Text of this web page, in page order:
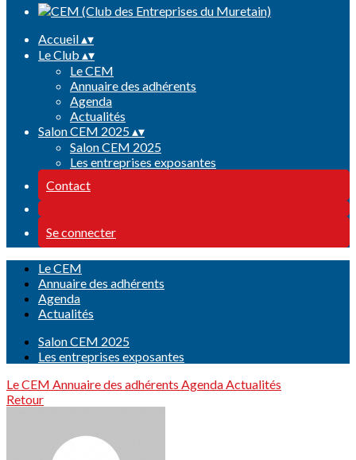
Accueil▴▾
Le Club ▴▾
Le CEM
Annuaire des adhérents
Agenda
Actualités
Salon CEM 2025▴▾
Salon CEM 2025
Les entreprises exposantes
Contact
Se connecter
Le CEM
Annuaire des adhérents
Agenda
Actualités
Salon CEM 2025
Les entreprises exposantes
Le CEM Annuaire des adhérents AgendaActualités
Retour